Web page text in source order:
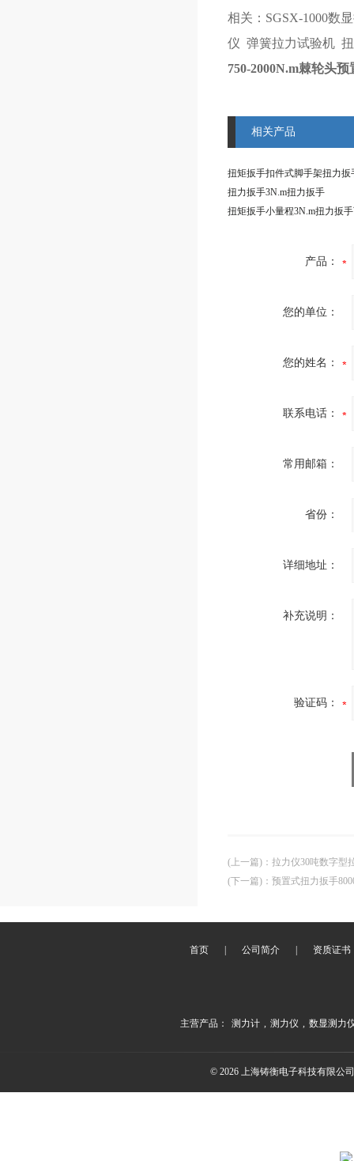
相关： SGSX-1000数
仪 弹簧拉力试验机
750-2000N.m棘轮头
相关产品
扭力扳手3N.m扭力扳手
产品：
您的单位：
您的姓名：
联系电话：
常用邮箱：
省份：
详细地址：
补充说明：
验证码：
(上一篇) ： 拉力仪30吨数字型
(下一篇) ： 预置式扭力扳手
首页 公司简介 资质证书
主营产品： 测力计 , 测力仪 , 数显测力
© 2026 上海铸衡电子科技有限公